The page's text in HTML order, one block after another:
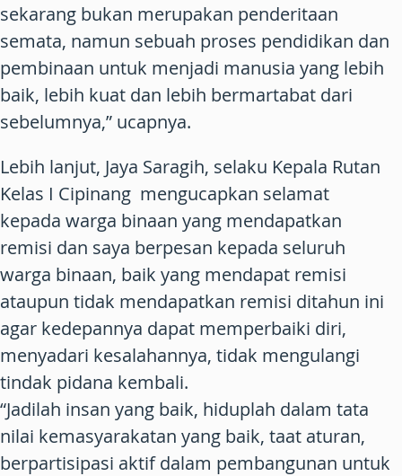
sekarang bukan merupakan penderitaan
semata, namun sebuah proses pendidikan dan
pembinaan untuk menjadi manusia yang lebih
baik, lebih kuat dan lebih bermartabat dari
sebelumnya,” ucapnya.
Lebih lanjut, Jaya Saragih, selaku Kepala Rutan
Kelas I Cipinang mengucapkan selamat
kepada warga binaan yang mendapatkan
remisi dan saya berpesan kepada seluruh
warga binaan, baik yang mendapat remisi
ataupun tidak mendapatkan remisi ditahun ini
agar kedepannya dapat memperbaiki diri,
menyadari kesalahannya, tidak mengulangi
tindak pidana kembali.
“Jadilah insan yang baik, hiduplah dalam tata
nilai kemasyarakatan yang baik, taat aturan,
berpartisipasi aktif dalam pembangunan untuk